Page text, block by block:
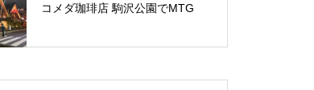
コメダ珈琲店 駒沢公園でMTG